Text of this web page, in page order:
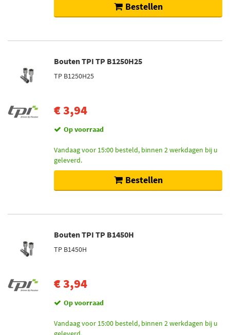
Bestellen
Bouten TPI TP B1250H25
TP B1250H25
€ 3,94
Op voorraad
Vandaag voor 15:00 besteld, binnen 2 werkdagen bij u
geleverd.
Bestellen
Bouten TPI TP B1450H
TP B1450H
€ 3,94
Op voorraad
Vandaag voor 15:00 besteld, binnen 2 werkdagen bij u